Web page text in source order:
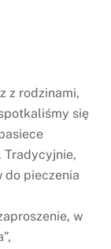
z rodzinami,
się
Tradycyjnie,
do pieczenia
w